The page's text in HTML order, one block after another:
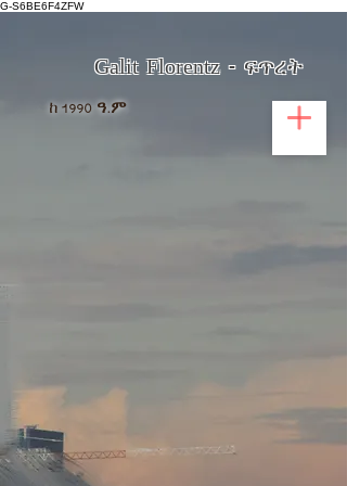
G-S6BE6F4ZFW
ከ 1990 ዓ.ም
Galit Florentz - ፍጥረት